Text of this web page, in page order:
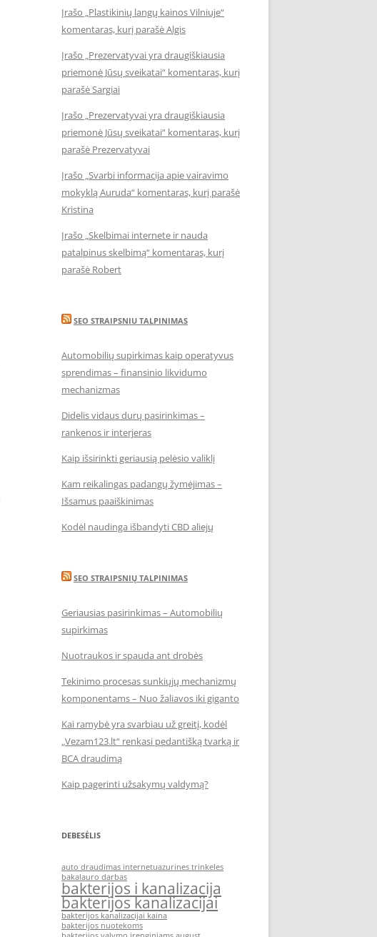
Įrašo „Plastikinių langų kainos Vilniuje“
komentaras, kurį parašė Algis
Įrašo „Prezervatyvai yra draugiškiausia
priemonė Jūsų sveikatai“ komentaras, kurį
parašė Sargiai
Įrašo „Prezervatyvai yra draugiškiausia
priemonė Jūsų sveikatai“ komentaras, kurį
parašė Prezervatyvai
Įrašo „Svarbi informacija apie vairavimo
mokyklą Auruda“ komentaras, kurį parašė
Kristina
Įrašo „Skelbimai internete ir nauda
patalpinus skelbimą“ komentaras, kurį
parašė Robert
SEO STRAIPSNIU TALPINIMAS
Automobilių supirkimas kaip operatyvus
sprendimas – finansinio likvidumo
mechanizmas
Didelis vidaus durų pasirinkimas –
rankenos ir interjeras
Kaip išsirinkti geriausią pelėsio valiklį
Kam reikalingas padangų žymėjimas –
Išsamus paaiškinimas
Kodėl naudinga išbandyti CBD aliejų
SEO STRAIPSNIŲ TALPINIMAS
Geriausias pasirinkimas – Automobilių
supirkimas
Nuotraukos ir spauda ant drobės
Tekinimo procesas sunkiųjų mechanizmų
komponentams – Nuo žaliavos iki giganto
Kai ramybė yra svarbiau už greitį, kodėl
„Vezam123.lt“ renkasi pedantišką tvarką ir
BCA draudimą
Kaip pagerinti užsakymų valdymą?
DEBESĖLIS
auto draudimas internetuazurines trinkeles
bakalauro darbas
bakterijos i kanalizacija
bakterijos kanalizacijai
bakterijos kanalizacijai kaina
bakterijos nuotekoms